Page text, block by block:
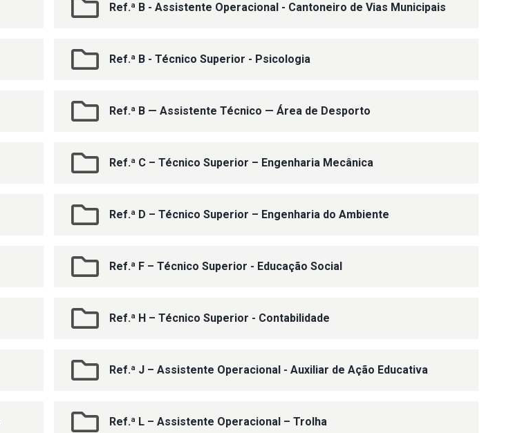
Ref.ª B - Assistente Operacional - Cantoneiro de Vias Municipais
Ref.ª B - Técnico Superior - Psicologia
Ref.ª B — Assistente Técnico — Área de Desporto
Ref.ª C – Técnico Superior – Engenharia Mecânica
Ref.ª D – Técnico Superior – Engenharia do Ambiente
Ref.ª F – Técnico Superior - Educação Social
Ref.ª H – Técnico Superior - Contabilidade
Ref.ª J – Assistente Operacional - Auxiliar de Ação Educativa
Ref.ª L – Assistente Operacional – Trolha